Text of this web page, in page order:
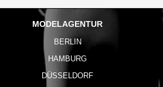
MODELAGENTUR
BERLIN
HAMBURG
DÜSSELDORF